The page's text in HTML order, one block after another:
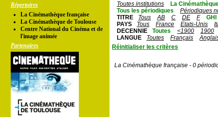
Répertoires
La Cinémathèque française
La Cinémathèque de Toulouse
Centre National du Cinéma et de
l'image animée
Partenaires
Toutes institutions
La
Tous les périodiques
Périodiques
TITRE
Tous AB C DE F
GHI
PAYS
Tous France Etats-Unis
DECENNIE
Toutes <1900
1900
LANGUE
Toutes Français
Réinitialiser les critères
La Cinémathèque française - 0